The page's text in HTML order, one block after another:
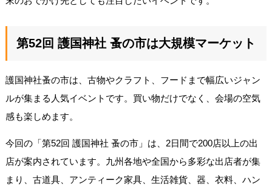
第52回 護国神社 蚤の市は大規模マーケット
護国神社蚤の市は、古物やクラフト、フードまで幅広いジャン
ルが集まる人気イベントです。買い物だけでなく、会場の空気
感も楽しめます。
今回の「第52回 護国神社 蚤の市」は、2日間で200店以上の出
店が案内されています。九州各地や全国から多彩な出店者が集
まり、古道具、アンティーク家具、生活雑貨、器、衣料、ハン